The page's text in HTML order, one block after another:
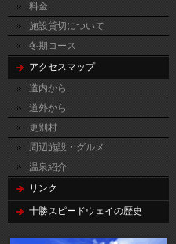
料金
施設貸切について
冬期コース
アクセスマップ
道内から
道外から
更別村
周辺施設・グルメ
温泉紹介
リンク
十勝スピードウェイの歴史